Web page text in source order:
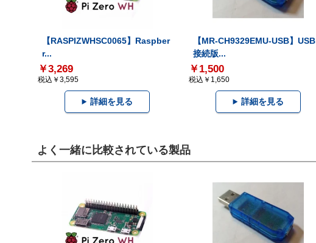
【RASPIZWHSC0065】Raspber
r...
￥3,269
税込￥3,595
詳細を見る
【MR-CH9329EMU-USB】USB
接続版...
￥1,500
税込￥1,650
詳細を見る
よく一緒に比較されている製品